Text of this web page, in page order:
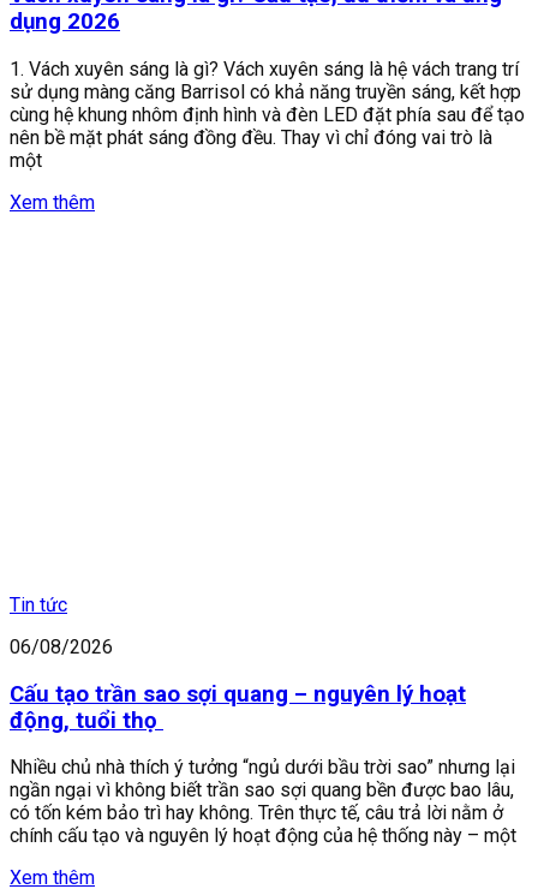
dụng 2026
1. Vách xuyên sáng là gì? Vách xuyên sáng là hệ vách trang trí
sử dụng màng căng Barrisol có khả năng truyền sáng, kết hợp
cùng hệ khung nhôm định hình và đèn LED đặt phía sau để tạo
nên bề mặt phát sáng đồng đều. Thay vì chỉ đóng vai trò là
một
Xem thêm
Tin tức
06/08/2026
Cấu tạo trần sao sợi quang – nguyên lý hoạt
động, tuổi thọ
Nhiều chủ nhà thích ý tưởng “ngủ dưới bầu trời sao” nhưng lại
ngần ngại vì không biết trần sao sợi quang bền được bao lâu,
có tốn kém bảo trì hay không. Trên thực tế, câu trả lời nằm ở
chính cấu tạo và nguyên lý hoạt động của hệ thống này – một
Xem thêm